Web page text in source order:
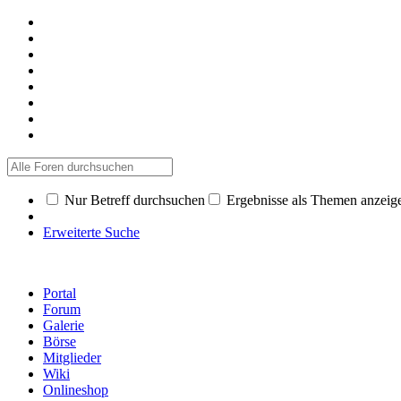
Nur Betreff durchsuchen Ergebnisse als Themen
Erweiterte Suche
Portal
Forum
Galerie
Börse
Mitglieder
Wiki
Onlineshop